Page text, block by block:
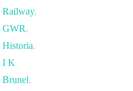
Railway,
GWR,
Historia,
I K
Brunel,